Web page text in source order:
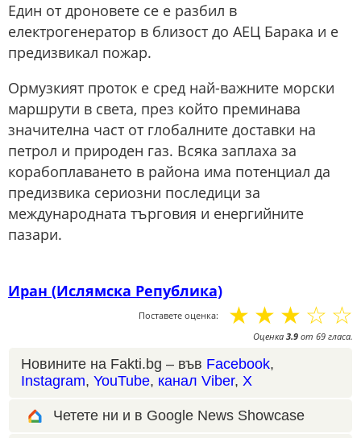
Един от дроновете се е разбил в
електрогенератор в близост до АЕЦ Барака и е
предизвикал пожар.
Ормузкият проток е сред най-важните морски
маршрути в света, през който преминава
значителна част от глобалните доставки на
петрол и природен газ. Всяка заплаха за
корабоплаването в района има потенциал да
предизвика сериозни последици за
международната търговия и енергийните
пазари.
Иран (Ислямска Република)
Поставете оценка: ☆
☆
☆
☆
☆
Оценка 3.9 от 69 гласа.
Новините на Fakti.bg – във Facebook,
Instagram, YouTube, канал Viber, X
Четете ни и в Google News Showcase